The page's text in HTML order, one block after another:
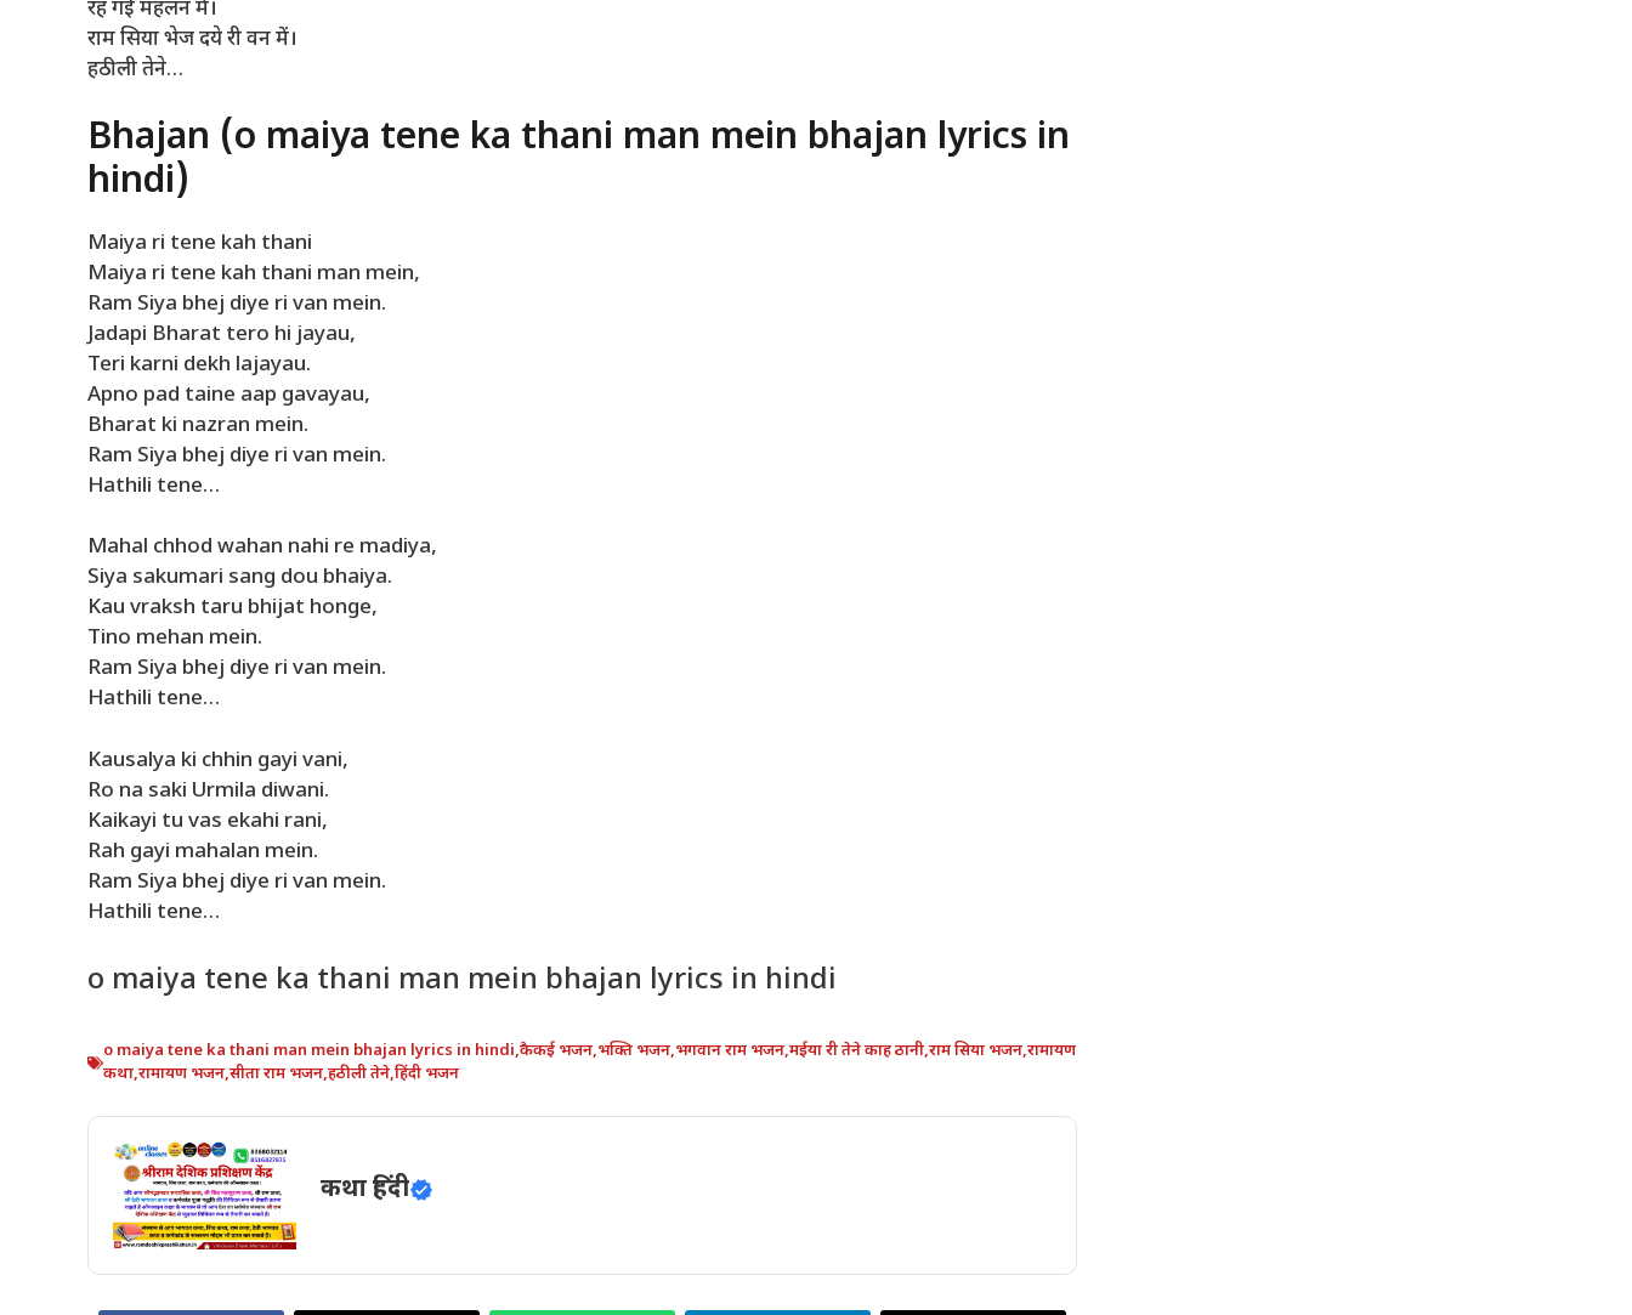
रह गई महलन में।
राम सिया भेज दये री वन में।
हठीली तेने…
Bhajan (o maiya tene ka thani man mein bhajan lyrics in
hindi)
Maiya ri tene kah thani
Maiya ri tene kah thani man mein,
Ram Siya bhej diye ri van mein.
Jadapi Bharat tero hi jayau,
Teri karni dekh lajayau.
Apno pad taine aap gavayau,
Bharat ki nazran mein.
Ram Siya bhej diye ri van mein.
Hathili tene…
Mahal chhod wahan nahi re madiya,
Siya sakumari sang dou bhaiya.
Kau vraksh taru bhijat honge,
Tino mehan mein.
Ram Siya bhej diye ri van mein.
Hathili tene…
Kausalya ki chhin gayi vani,
Ro na saki Urmila diwani.
Kaikayi tu vas ekahi rani,
Rah gayi mahalan mein.
Ram Siya bhej diye ri van mein.
Hathili tene…
o maiya tene ka thani man mein bhajan lyrics in hindi
o maiya tene ka thani man mein bhajan lyrics in hindi,कैकई भजन,भक्ति भजन,भगवान राम भजन,मईया री तेने काह ठानी,राम सिया भजन,रामायण
कथा,रामायण भजन,सीता राम भजन,हठीली तेने,हिंदी भजन
कथा हिंदी